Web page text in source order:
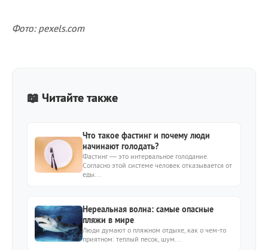
Фото: pexels.com
📖 Читайте также
Что такое фастинг и почему люди
начинают голодать?
Фастинг — это интервальное голодание.
Согласно этой системе человек отказывается от
еды...
Нереальная волна: самые опасные
пляжи в мире
Люди думают о пляжном отдыхе, как о чем-то
приятном: теплый песок, шум...